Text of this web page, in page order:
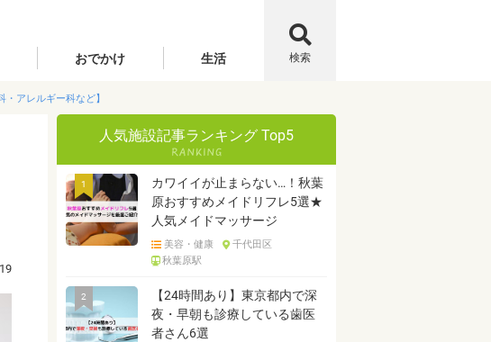
おでかけ 生活 検索
アレルギー科など】
人気施設記事ランキング Top5
1
カワイイが止まらない…！秋葉
原おすすめメイドリフレ5選★
人気メイドマッサージ
美容・健康
千代田区
秋葉原駅
2
【24時間あり】東京都内で深
夜・早朝も診療している歯医
者さん6選